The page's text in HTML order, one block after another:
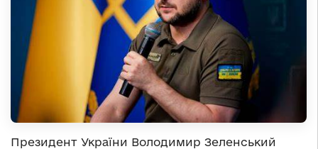
Президент України Володимир Зеленський